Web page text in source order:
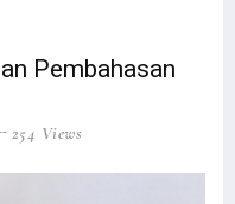
Pembahasan
254 Views